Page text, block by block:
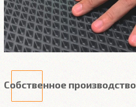
Собственное производство